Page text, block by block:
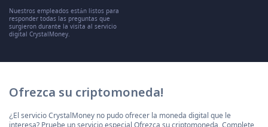
Nuestros empleados están listos para
responder todas las preguntas que
surgieron durante la visita al servicio
digital CrystalMoney.
Ofrezca su criptomoneda!
¿El servicio CrystalMoney no pudo ofrecer la moneda digital que le